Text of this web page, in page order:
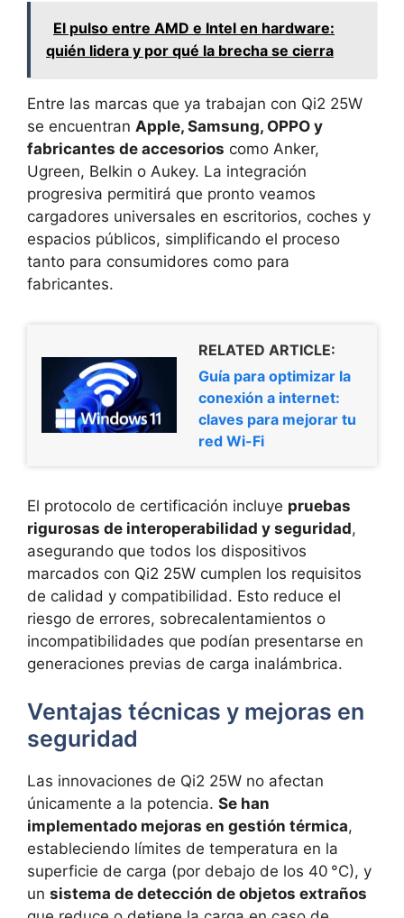
El pulso entre AMD e Intel en hardware:
quién lidera y por qué la brecha se cierra
Entre las marcas que ya trabajan con Qi2 25W
se encuentran Apple, Samsung, OPPO y
fabricantes de accesorios como Anker,
Ugreen, Belkin o Aukey. La integración
progresiva permitirá que pronto veamos
cargadores universales en escritorios, coches y
espacios públicos, simplificando el proceso
tanto para consumidores como para
fabricantes.
RELATED ARTICLE:
Guía para optimizar la
conexión a internet:
claves para mejorar tu
red Wi-Fi
El protocolo de certificación incluye pruebas
rigurosas de interoperabilidad y seguridad,
asegurando que todos los dispositivos
marcados con Qi2 25W cumplen los requisitos
de calidad y compatibilidad. Esto reduce el
riesgo de errores, sobrecalentamientos o
incompatibilidades que podían presentarse en
generaciones previas de carga inalámbrica.
Ventajas técnicas y mejoras en
seguridad
Las innovaciones de Qi2 25W no afectan
únicamente a la potencia. Se han
implementado mejoras en gestión térmica,
estableciendo límites de temperatura en la
superficie de carga (por debajo de los 40 °C), y
un sistema de detección de objetos extraños